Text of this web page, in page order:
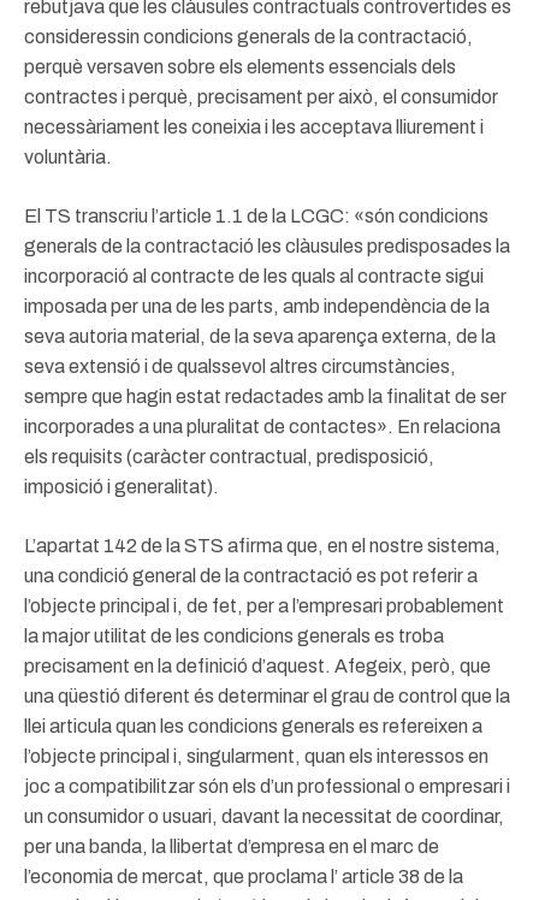
rebutjava que les clàusules contractuals controvertides es
consideressin condicions generals de la contractació,
perquè versaven sobre els elements essencials dels
contractes i perquè, precisament per això, el consumidor
necessàriament les coneixia i les acceptava lliurement i
voluntària.
El TS transcriu l’article 1.1 de la LCGC: «són condicions
generals de la contractació les clàusules predisposades la
incorporació al contracte de les quals al contracte sigui
imposada per una de les parts, amb independència de la
seva autoria material, de la seva aparença externa, de la
seva extensió i de qualssevol altres circumstàncies,
sempre que hagin estat redactades amb la finalitat de ser
incorporades a una pluralitat de contactes». En relaciona
els requisits (caràcter contractual, predisposició,
imposició i generalitat).
L’apartat 142 de la STS afirma que, en el nostre sistema,
una condició general de la contractació es pot referir a
l’objecte principal i, de fet, per a l’empresari probablement
la major utilitat de les condicions generals es troba
precisament en la definició d’aquest. Afegeix, però, que
una qüestió diferent és determinar el grau de control que la
llei articula quan les condicions generals es refereixen a
l’objecte principal i, singularment, quan els interessos en
joc a compatibilitzar són els d’un professional o empresari i
un consumidor o usuari, davant la necessitat de coordinar,
per una banda, la llibertat d’empresa en el marc de
l’economia de mercat, que proclama l’ article 38 de la